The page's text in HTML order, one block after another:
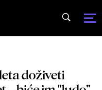
doživeti